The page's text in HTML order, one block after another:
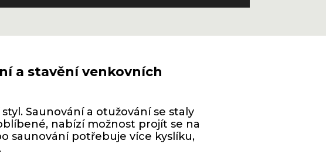
a stavění venkovních
Saunování a otužování se staly
nabízí možnost projít se na
saunování potřebuje více kyslíku,